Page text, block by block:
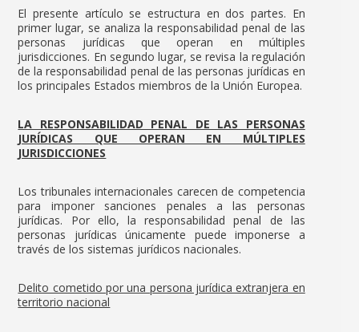
El presente artículo se estructura en dos partes. En
primer lugar, se analiza la responsabilidad penal de las
personas jurídicas que operan en múltiples
jurisdicciones. En segundo lugar, se revisa la regulación
de la responsabilidad penal de las personas jurídicas en
los principales Estados miembros de la Unión Europea.
LA RESPONSABILIDAD PENAL DE LAS PERSONAS
JURÍDICAS QUE OPERAN EN MÚLTIPLES
JURISDICCIONES
Los tribunales internacionales carecen de competencia
para imponer sanciones penales a las personas
jurídicas. Por ello, la responsabilidad penal de las
personas jurídicas únicamente puede imponerse a
través de los sistemas jurídicos nacionales.
Delito cometido por una persona jurídica extranjera en
territorio nacional